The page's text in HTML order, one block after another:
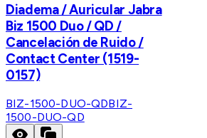
Diadema / Auricular Jabra
Biz 1500 Duo / QD /
Cancelación de Ruido /
Contact Center (1519-
0157)
BIZ-1500-DUO-QDBIZ-
1500-DUO-QD